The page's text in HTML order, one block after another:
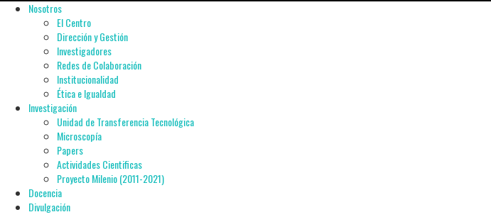
Nosotros
El Centro
Dirección y Gestión
Investigadores
Redes de Colaboración
Institucionalidad
Ética e Igualdad
Investigación
Unidad de Transferencia Tecnológica
Microscopía
Papers
Actividades Cientificas
Proyecto Milenio (2011-2021)
Docencia
Divulgación